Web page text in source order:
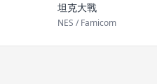
坦克大戰
NES / Famicom